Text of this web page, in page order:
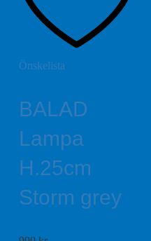
Önskelista
BALAD
Lampa
H.25cm
Storm grey